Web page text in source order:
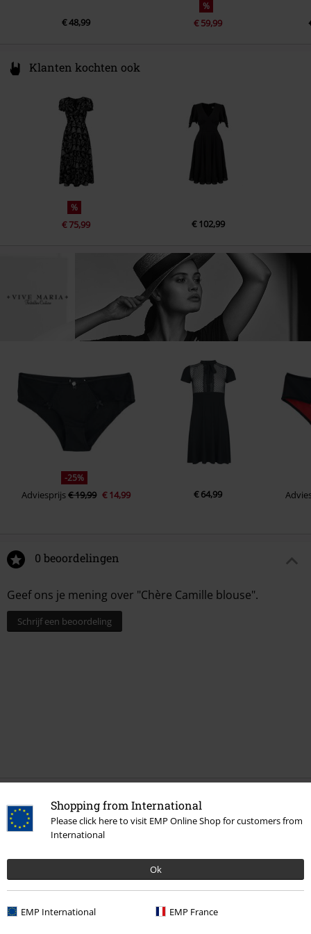
Shopping from International
Please click here to visit EMP Online Shop for customers from
International
Ok
EMP International EMP France
€ 48,99
%
€ 59,99
Klanten kochten ook
%
€ 75,99 € 102,99
-25%
Adviesprijs€ 19,99 € 14,99 € 64,99
0 beoordelingen
Geef ons je mening over "Chère Camille blouse".
Schrijf een beoordeling